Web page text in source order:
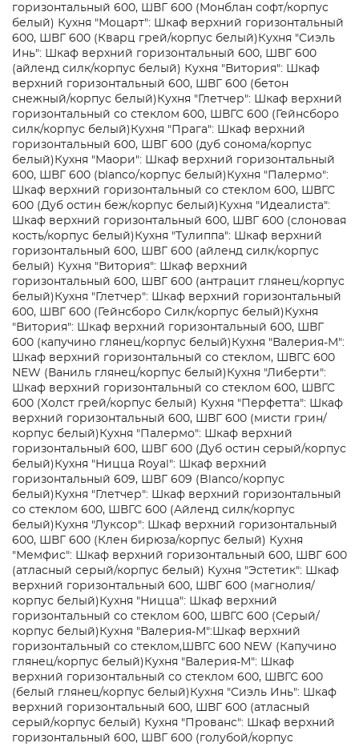
горизонтальный 600, ШВГ 600 (Монблан софт/корпус
белый) Кухня "Моцарт": Шкаф верхний горизонтальный
600, ШВГ 600 (Кварц грей/корпус белый) Кухня "Сиэль
Инь": Шкаф верхний горизонтальный 600, ШВГ 600
(айленд силк/корпус белый) Кухня "Витория": Шкаф
верхний горизонтальный 600, ШВГ 600 (бетон
снежный/корпус белый) Кухня "Глетчер": Шкаф верхний
горизонтальный со стеклом 600, ШВГС 600 (Гейнсборо
силк/корпус белый) Кухня "Прага": Шкаф верхний
горизонтальный 600, ШВГ 600 (дуб сонома/корпус
белый) Кухня "Маори": Шкаф верхний горизонтальный
600, ШВГ 600 (blanco/корпус белый) Кухня "Палермо":
Шкаф верхний горизонтальный со стеклом 600, ШВГС
600 (Дуб остин беж/корпус белый) Кухня "Идеалиста":
Шкаф верхний горизонтальный 600, ШВГ 600 (слоновая
кость/корпус белый) Кухня "Тулиппа": Шкаф верхний
горизонтальный 600, ШВГ 600 (айленд силк/корпус
белый) Кухня "Витория": Шкаф верхний
горизонтальный 600, ШВГ 600 (антрацит глянец/корпус
белый) Кухня "Глетчер": Шкаф верхний горизонтальный
600, ШВГ 600 (Гейнсборо Силк/корпус белый) Кухня
"Витория": Шкаф верхний горизонтальный 600, ШВГ
600 (капучино глянец/корпус белый) Кухня "Валерия-М":
Шкаф верхний горизонтальный со стеклом, ШВГС 600
NEW (Ваниль глянец/корпус белый) Кухня "Либерти":
Шкаф верхний горизонтальный со стеклом 600, ШВГС
600 (Холст грей/корпус белый) Кухня "Перфетта": Шкаф
верхний горизонтальный 600, ШВГ 600 (мисти грин/
корпус белый) Кухня "Палермо": Шкаф верхний
горизонтальный 600, ШВГ 600 (Дуб остин серый/корпус
белый) Кухня "Ницца Royal": Шкаф верхний
горизонтальный 609, ШВГ 609 (Blanco/корпус
белый) Кухня "Глетчер": Шкаф верхний горизонтальный
со стеклом 600, ШВГС 600 (Айленд силк/корпус
белый) Кухня "Луксор": Шкаф верхний горизонтальный
600, ШВГ 600 (Клен бирюза/корпус белый) Кухня
"Мемфис": Шкаф верхний горизонтальный 600, ШВГ 600
(атласный серый/корпус белый) Кухня "Эстетик": Шкаф
верхний горизонтальный 600, ШВГ 600 (магнолия/
корпус белый) Кухня "Ницца": Шкаф верхний
горизонтальный со стеклом 600, ШВГС 600 (Серый/
корпус белый) Кухня "Валерия-М":Шкаф верхний
горизонтальный со стеклом,ШВГС 600 NEW (Капучино
глянец/корпус белый) Кухня "Валерия-М": Шкаф
верхний горизонтальный со стеклом 600, ШВГС 600
(белый глянец/корпус белый) Кухня "Сиэль Инь": Шкаф
верхний горизонтальный 600, ШВГ 600 (атласный
серый/корпус белый) Кухня "Прованс": Шкаф верхний
горизонтальный 600, ШВГ 600 (голубой/корпус